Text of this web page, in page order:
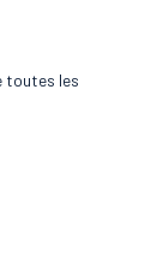
toutes les